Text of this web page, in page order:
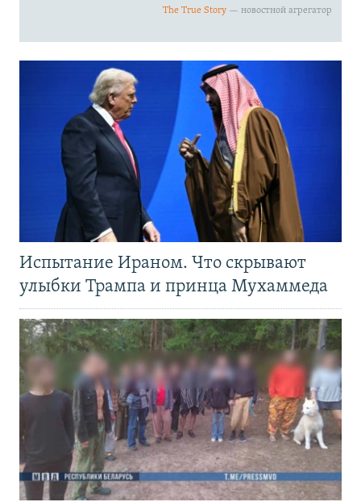
Испытание Ираном. Что скрывают
улыбки Трампа и принца Мухаммеда